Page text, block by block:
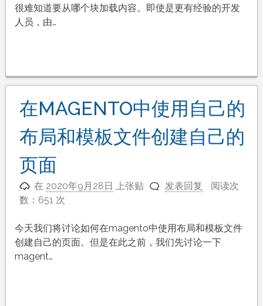
很难知道要从哪个块加载内容。即使是更有经验的开发
人员，由…
在MAGENTO中使用自己的
布局和模板文件创建自己的
页面
在 2020年9月28日 上张贴 发表回复
阅读次
数：651 次
今天我们将讨论如何在magento中使用布局和模板文件
创建自己的页面。但是在此之前，我们先讨论一下
magent…